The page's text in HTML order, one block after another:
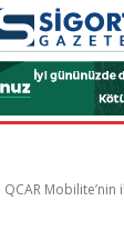
QCAR Mobilite’nin